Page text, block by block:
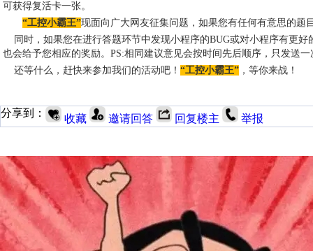
可获得复活卡一张。
“工控小霸王”现面向广大网友征集问题，如果您有任何有意思的
同时，如果您在进行答题环节中发现小程序的BUG或对小程序有更
也会给予您相应的奖励。 PS:相同建议意见会按时间先后顺序，只发送一
还等什么，赶快来参加我们的活动吧！ “工控小霸王” ，等你来战！
分享到： 收藏 邀请回答 回复楼主 举报